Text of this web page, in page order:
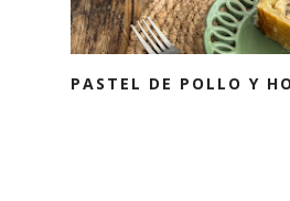
PASTEL DE POLLO Y